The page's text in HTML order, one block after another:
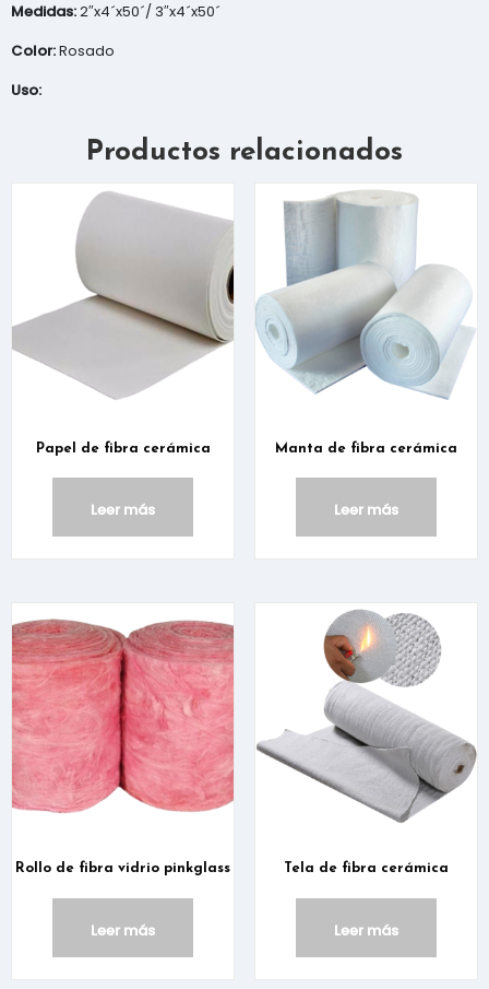
Medidas:2″x4´x50´/ 3″x4´x50´
Color:Rosado
Uso:
Productos relacionados
Papel de fibra cerámica
Leer más
Manta de fibra cerámica
Leer más
Rollo de fibra vidrio pinkglass
Leer más
Tela de fibra cerámica
Leer más